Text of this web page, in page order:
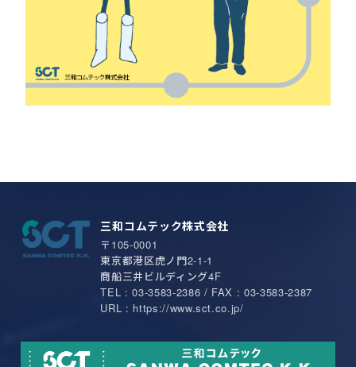
三和コムテック株式会社
〒105-0001
東京都港区虎ノ門2-1-1
商船三井ビルディング4F
TEL : 03-3583-2386 / FAX : 03-3583-2387
URL : https://www.sct.co.jp/